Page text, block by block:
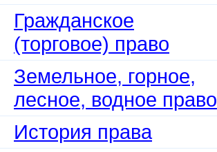
Гражданское
(торговое) право
Земельное, горное,
лесное, водное право
История права